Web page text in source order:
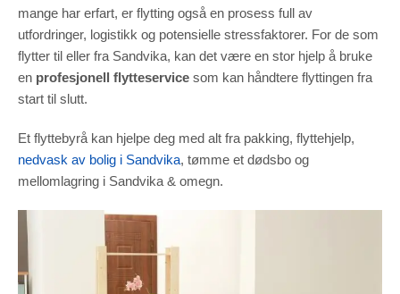
mange har erfart, er flytting også en prosess full av
utfordringer, logistikk og potensielle stressfaktorer. For de som
flytter til eller fra Sandvika, kan det være en stor hjelp å bruke
en profesjonell flytteservice som kan håndtere flyttingen fra
start til slutt.
Et flyttebyrå kan hjelpe deg med alt fra pakking, flyttehjelp,
nedvask av bolig i Sandvika, tømme et dødsbo og
mellomlagring i Sandvika & omegn.
Necessary
These
cookies are
not
optional.
They are
the website
Statistics
In order for
us to
used.